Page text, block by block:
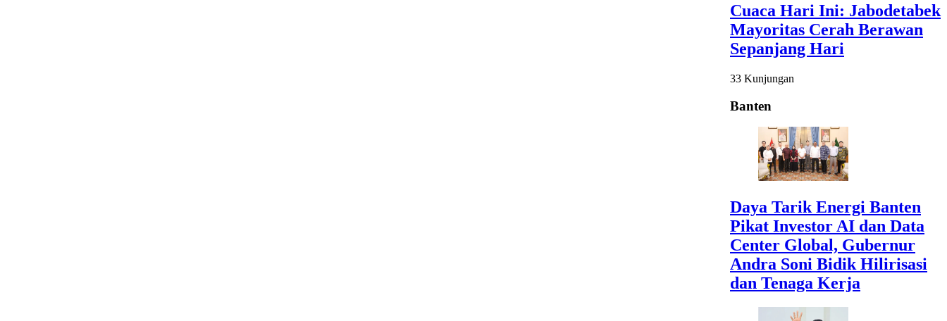
Cuaca Hari Ini: Jabodetabek
Mayoritas Cerah Berawan
Sepanjang Hari
33 Kunjungan
Banten
Daya Tarik Energi Banten
Pikat Investor AI dan Data
Center Global, Gubernur
Andra Soni Bidik Hilirisasi
dan Tenaga Kerja